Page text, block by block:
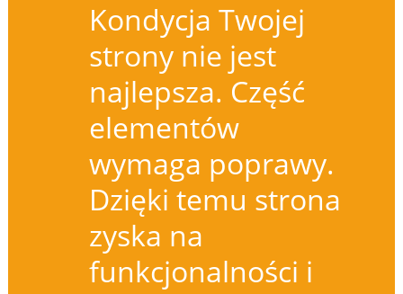
Kondycja Twojej
strony nie jest
najlepsza. Część
elementów
wymaga poprawy.
Dzięki temu strona
zyska na
funkcjonalności i